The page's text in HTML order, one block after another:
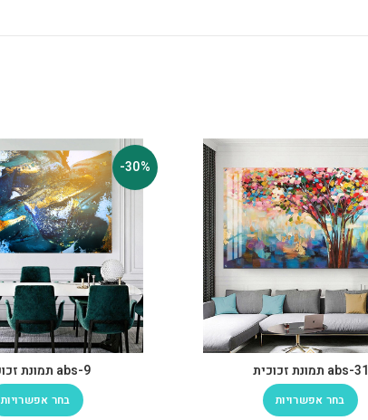
abs-31 תמונת זכוכית
בחר אפשרויות
-30%
abs-9 תמונת זכוכית
בחר אפשרויות